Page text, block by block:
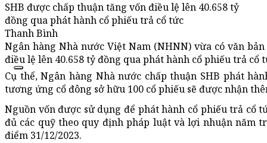
SHB được chấp thuận tăng vốn điều lệ lên 40.658 tỷ
đồng qua phát hành cổ phiếu trả cổ tức
Thanh Bình
Ngân hàng Nhà nước Việt Nam (NHNN) vừa có văn
điều lệ lên 40.658 tỷ đồng qua phát hành cổ phiếu trả cổ
Cụ thể, Ngân hàng Nhà nước chấp thuận SHB phát
tương ứng cổ đông sở hữu 100 cổ phiếu sẽ được nhận
Nguồn vốn được sử dụng để phát hành cổ phiếu trả cổ
đủ các quỹ theo quy định pháp luật và lợi nhuận năm
điểm 31/12/2023.